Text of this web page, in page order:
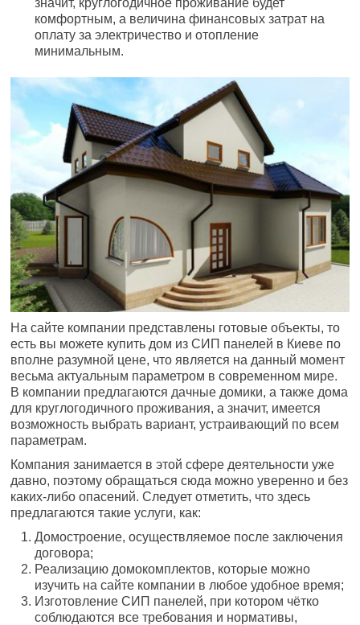
значит, круглогодичное проживание будет
комфортным, а величина финансовых затрат на
оплату за электричество и отопление
минимальным.
На сайте компании представлены готовые объекты, то
есть вы можете купить дом из СИП панелей в Киеве по
вполне разумной цене, что является на данный момент
весьма актуальным параметром в современном мире.
В компании предлагаются дачные домики, а также дома
для круглогодичного проживания, а значит, имеется
возможность выбрать вариант, устраивающий по всем
параметрам.
Компания занимается в этой сфере деятельности уже
давно, поэтому обращаться сюда можно уверенно и без
каких-либо опасений. Следует отметить, что здесь
предлагаются такие услуги, как:
Домостроение, осуществляемое после заключения
договора;
Реализацию домокомплектов, которые можно
изучить на сайте компании в любое удобное время;
Изготовление СИП панелей, при котором чётко
соблюдаются все требования и нормативы,